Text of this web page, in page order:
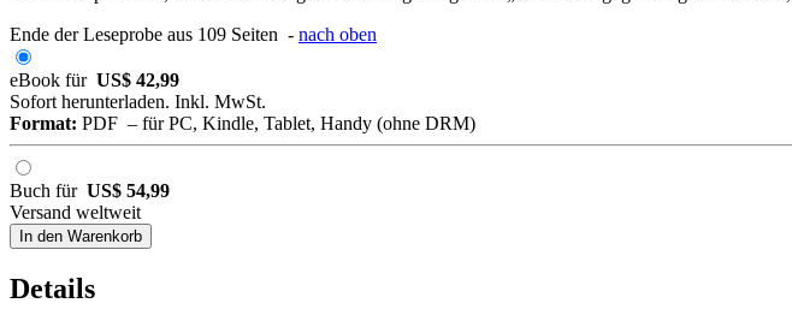
Ende der Leseprobe aus 109 Seiten - nach oben
eBook für US$ 42,99
Sofort herunterladen. Inkl. MwSt.
Format: PDF – für PC, Kindle, Tablet, Handy (ohne DRM)
Buch für US$ 54,99
Versand weltweit
In den Warenkorb
Details